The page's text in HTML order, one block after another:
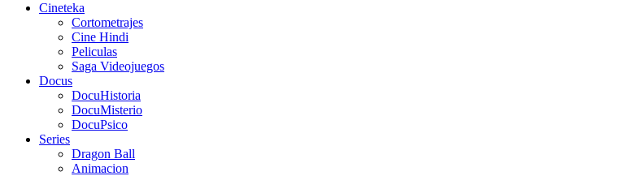
Cineteka
Cortometrajes
Cine Hindi
Peliculas
Saga Videojuegos
Docus
DocuHistoria
DocuMisterio
DocuPsico
Series
Dragon Ball
Animacion